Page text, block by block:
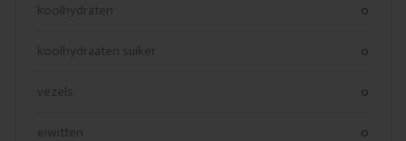
koolhydraten 0
koolhydraaten suiker 0
vezels 0
eiwitten 0